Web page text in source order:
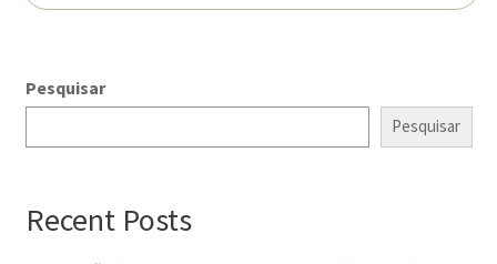
Pesquisar
Pesquisar
Recent Posts